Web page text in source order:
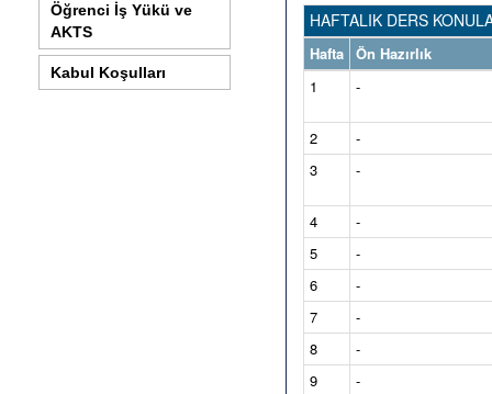
Öğrenci İş Yükü ve
AKTS
Kabul Koşulları
HAFTALIK DERS
Hafta Ön Hazırlık
1
-
2
-
3
-
4
-
5
-
6
-
7
-
8
-
9
-